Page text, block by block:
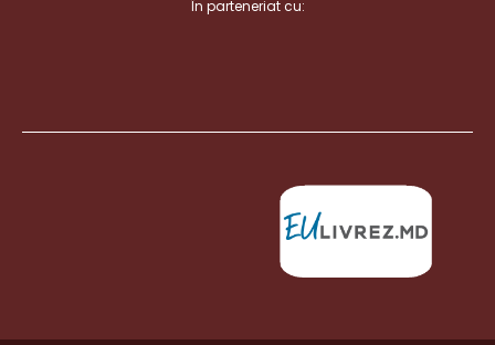
În parteneriat cu: